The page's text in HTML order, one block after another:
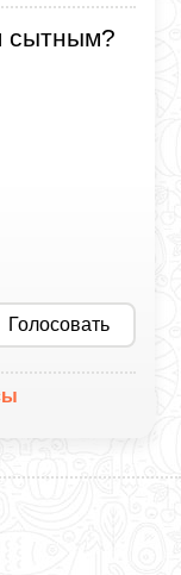
сытным?
Голосовать